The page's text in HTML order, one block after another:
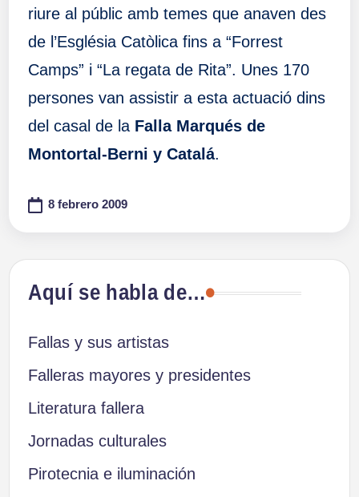
riure al públic amb temes que anaven des
de l’Església Catòlica fins a “Forrest
Camps” i “La regata de Rita”. Unes 170
persones van assistir a esta actuació dins
del casal de la Falla Marqués de
Montortal-Berni y Catalá.
8 febrero 2009
Aquí se habla de…
Fallas y sus artistas
Falleras mayores y presidentes
Literatura fallera
Jornadas culturales
Pirotecnia e iluminación